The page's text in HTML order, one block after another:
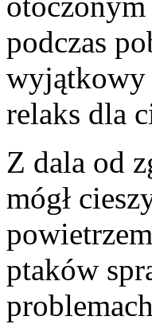
podczas
wyjątkowy
relaks dla‍
Z dala ​od‌
⁤mógł
ptaków